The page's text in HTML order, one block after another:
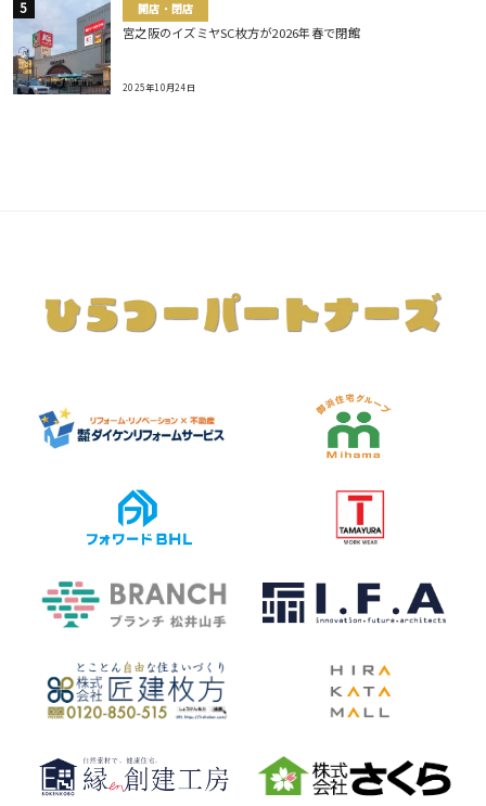
開店・閉店
宮之阪のイズミヤSC枚方が2026年春で閉館
2025年10月24日